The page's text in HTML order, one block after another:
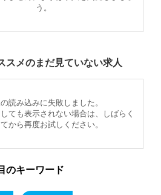
う。
スメのまだ見ていない求人
読み込みに失敗しました。
ても表示されない場合は、しばらく
から再度お試しください。
のキーワード